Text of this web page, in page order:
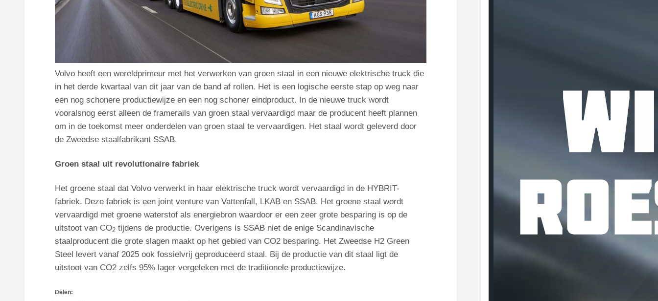
Volvo heeft een wereldprimeur met het verwerken van groen staal in een nieuwe elektrische truck die
in het derde kwartaal van dit jaar van de band af rollen. Het is een logische eerste stap op weg naar
een nog schonere productiewijze en een nog schoner eindproduct. In de nieuwe truck wordt
vooralsnog eerst alleen de framerails van groen staal vervaardigd maar de producent heeft plannen
om in de toekomst meer onderdelen van groen staal te vervaardigen. Het staal wordt geleverd door
de Zweedse staalfabrikant SSAB.
Groen staal uit revolutionaire fabriek
Het groene staal dat Volvo verwerkt in haar elektrische truck wordt vervaardigd in de HYBRIT-
fabriek. Deze fabriek is een joint venture van Vattenfall, LKAB en SSAB. Het groene staal wordt
vervaardigd met groene waterstof als energiebron waardoor er een zeer grote besparing is op de
uitstoot van CO2tijdens de productie. Overigens is SSAB niet de enige Scandinavische
staalproducent die grote slagen maakt op het gebied van CO2 besparing. Het Zweedse H2 Green
Steel levert vanaf 2025 ook fossielvrij geproduceerd staal. Bij de productie van dit staal ligt de
uitstoot van CO2 zelfs 95% lager vergeleken met de traditionele productiewijze.
Delen: